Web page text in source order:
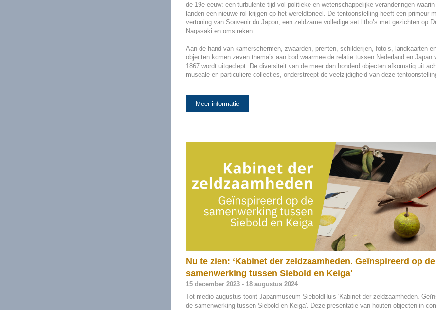
de 19e eeuw: een turbulente tijd vol politieke en wetenschappelijke veranderingen waarin
landen een nieuwe rol krijgen op het wereldtoneel. De tentoonstelling heeft een primeur
vertoning van Souvenir du Japon, een zeldzame volledige set litho’s met gezichten op
Nagasaki en omstreken.
Aan de hand van kamerschermen, zwaarden, prenten, schilderijen, foto’s, landkaarten
objecten komen zeven thema’s aan bod waarmee de relatie tussen Nederland en Japan
1867 wordt uitgediept. De diversiteit van de meer dan honderd objecten afkomstig uit
museale en particuliere collecties, onderstreept de veelzijdigheid van deze
Meer informatie
Nu te zien: ‘Kabinet der zeldzaamheden. Geïnspireerd op de
samenwerking tussen Siebold en Keiga'
15 december 2023 - 18 augustus 2024
Tot medio augustus toont Japanmuseum SieboldHuis 'Kabinet der zeldzaamheden.
de samenwerking tussen Siebold en Keiga'. Deze presentatie van houten objecten in